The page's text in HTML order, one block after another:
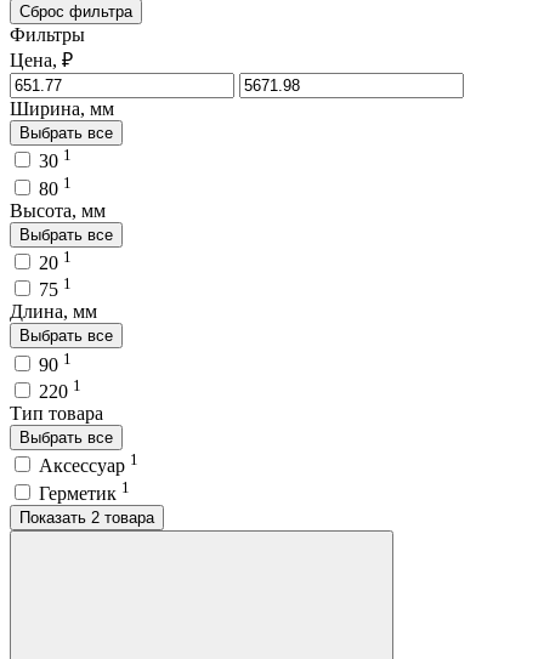
Сброс фильтра
Фильтры
Цена, ₽
Ширина, мм
Выбрать все
30 1
80 1
Высота, мм
Выбрать все
20 1
75 1
Длина, мм
Выбрать все
90 1
220 1
Тип товара
Выбрать все
Аксессуар 1
Герметик 1
Показать 2 товара